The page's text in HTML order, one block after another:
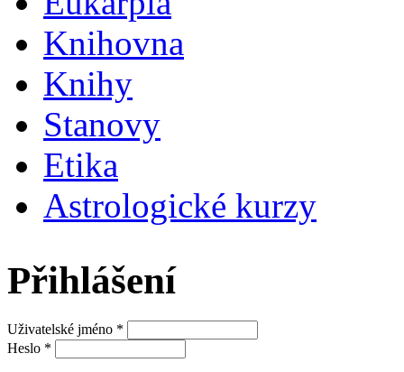
Knihovna
Knihy
Stanovy
Etika
Astrologické kurzy
Přihlášení
Uživatelské jméno *
Heslo *